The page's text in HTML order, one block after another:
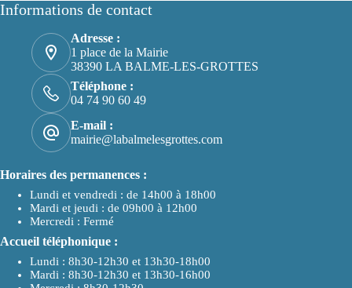
Informations de contact
Adresse :
1 place de la Mairie
38390 LA BALME-LES-GROTTES
Téléphone :
04 74 90 60 49
E-mail :
mairie@labalmelesgrottes.com
Horaires des permanences :
Lundi et vendredi : de 14h00 à 18h00
Mardi et jeudi : de 09h00 à 12h00
Mercredi : Fermé
Accueil téléphonique :
Lundi : 8h30-12h30 et 13h30-18h00
Mardi : 8h30-12h30 et 13h30-16h00